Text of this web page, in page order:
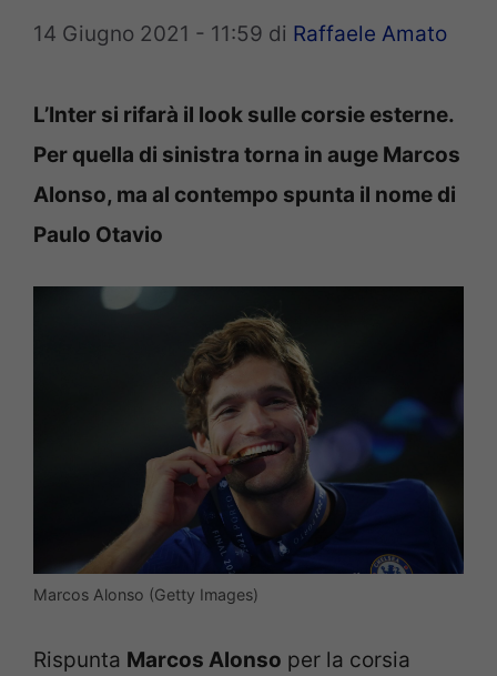
14 Giugno 2021 - 11:59 di Raffaele Amato
L’Inter si rifarà il look sulle corsie esterne.
Per quella di sinistra torna in auge Marcos
Alonso, ma al contempo spunta il nome di
Paulo Otavio
Marcos Alonso (Getty Images)
Rispunta Marcos Alonso per la corsia